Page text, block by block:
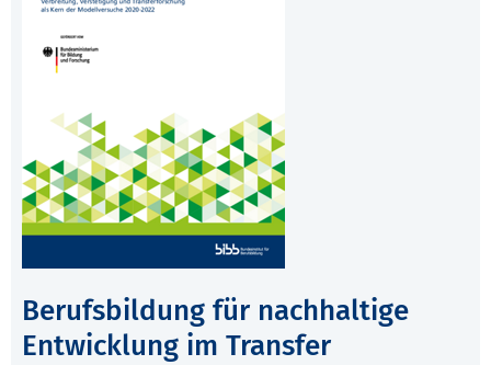
Berufsbildung für nachhaltige
Entwicklung im Transfer